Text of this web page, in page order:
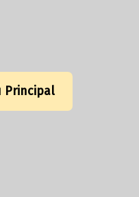
Principal